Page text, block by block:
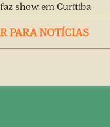
show em Curitiba
PARA NOTÍCIAS